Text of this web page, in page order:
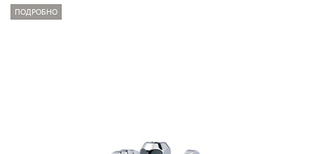
ПОДРОБНО